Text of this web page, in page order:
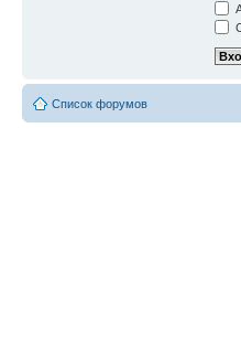
Список форумов